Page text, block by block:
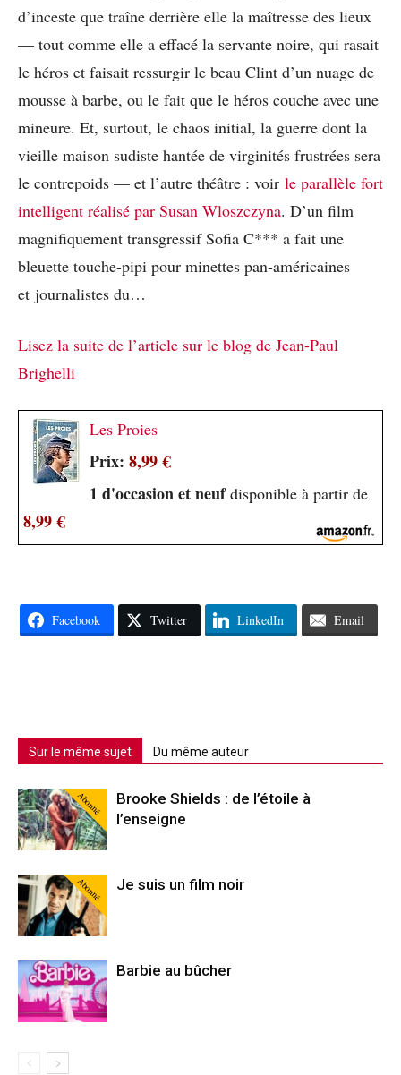
d’inceste que traîne derrière elle la maîtresse des lieux
— tout comme elle a effacé la servante noire, qui rasait
le héros et faisait ressurgir le beau Clint d’un nuage de
mousse à barbe, ou le fait que le héros couche avec une
mineure. Et, surtout, le chaos initial, la guerre dont la
vieille maison sudiste hantée de virginités frustrées sera
le contrepoids — et l’autre théâtre : voir le parallèle fort
intelligent réalisé par Susan Wloszczyna. D’un film
magnifiquement transgressif Sofia C*** a fait une
bleuette touche-pipi pour minettes pan-américaines
et journalistes du…
Lisez la suite de l’article sur le blog de Jean-Paul
Brighelli
Les Proies
Prix: 8,99 €
1 d'occasion et neufdisponible à partir de
8,99 €
Facebook Twitter LinkedIn Email
Sur le même sujet Du même auteur
Abonné
Brooke Shields : de l’étoile à
l’enseigne
Abonné Je suis un film noir
Barbie au bûcher